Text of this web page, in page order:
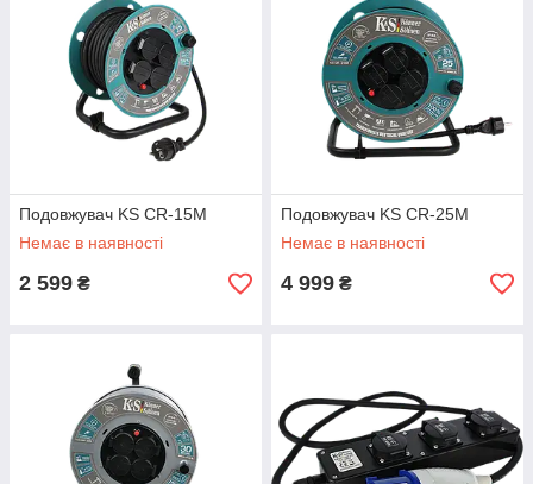
Подовжувач KS CR-15M
Немає в наявності
2 599 ₴
Подовжувач KS CR-25M
Немає в наявності
4 999 ₴